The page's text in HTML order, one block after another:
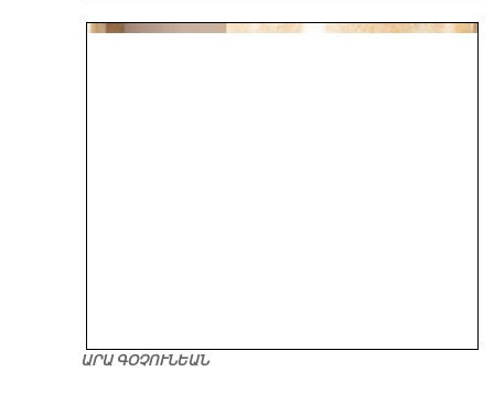
ԱՐԱ ԳՕՉՈՒՆԵԱՆ